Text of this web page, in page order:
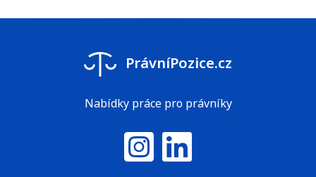
PrávníPozice.cz
Nabídky práce pro právníky
InstagramLinkedIn